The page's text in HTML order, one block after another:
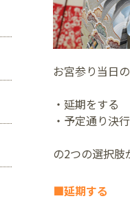
お宮参り当日
・延期をする
・予定通り決
の2つの選択肢
■延期する